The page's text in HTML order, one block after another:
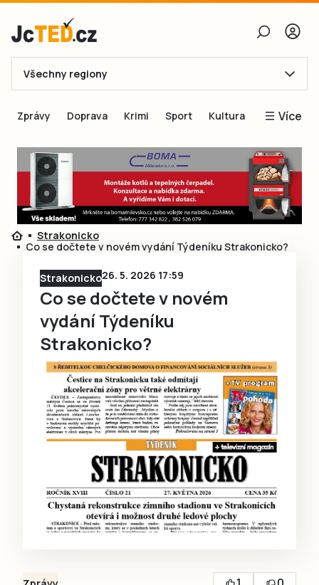
E-mail
Obnovit heslo
Přihlásit se
Přihlásit se přes Facebook
Ještě nemám účet, chci se
Všechny regiony
Zprávy Doprava Krimi Sport Kultura Více
Blogy
Inspirace
Čtenáři píší
Speciální přílohy
Strakonicko
Co se dočtete v novém vydání Týdeníku Strakonicko?
Strakonicko26. 5. 2026 17:59
Co se dočtete v novém
vydání Týdeníku
Strakonicko?